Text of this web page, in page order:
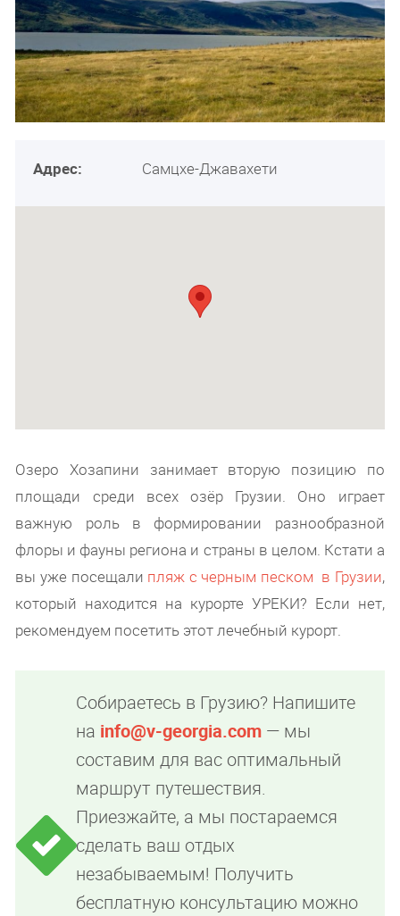
Адрес: Самцхе-Джавахети
Озеро Хозапини занимает вторую позицию по
площади среди всех озёр Грузии. Оно играет
важную роль в формировании разнообразной
флоры и фауны региона и страны в целом. Кстати а
вы уже посещали пляж с черным песком в Грузии,
который находится на курорте УРЕКИ? Если нет,
рекомендуем посетить этот лечебный курорт.
Собираетесь в Грузию? Напишите
на info@v-georgia.com — мы
составим для вас оптимальный
маршрут путешествия.
Приезжайте, а мы постараемся
сделать ваш отдых
незабываемым! Получить
бесплатную консультацию можно